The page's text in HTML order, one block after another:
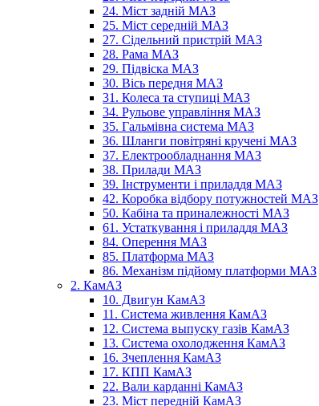
24. Міст задній МАЗ
25. Міст середній МАЗ
27. Сідельний пристрій МАЗ
28. Рама МАЗ
29. Підвіска МАЗ
30. Вісь передня МАЗ
31. Колеса та ступиці МАЗ
34. Рульове управління МАЗ
35. Гальмівна система МАЗ
36. Шланги повітряні кручені МАЗ
37. Електрообладнання МАЗ
38. Прилади МАЗ
39. Інструменти і приладдя МАЗ
42. Коробка відбору потужностей МАЗ
50. Кабіна та приналежності МАЗ
61. Устаткування і приладдя МАЗ
84. Оперення МАЗ
85. Платформа МАЗ
86. Механізм підйому платформи МАЗ
2. КамАЗ
10. Двигун КамАЗ
11. Система живлення КамАЗ
12. Система выпуску газів КамАЗ
13. Система охолодження КамАЗ
16. Зчеплення КамАЗ
17. КПП КамАЗ
22. Вали карданні КамАЗ
23. Міст передній КамАЗ